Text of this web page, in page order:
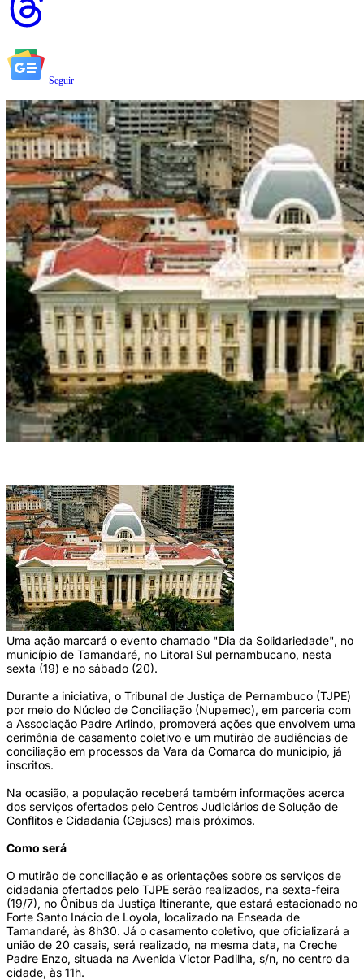
Seguir
Uma ação marcará o evento chamado "Dia da Solidariedade", no
município de Tamandaré, no Litoral Sul pernambucano, nesta
sexta (19) e no sábado (20).
Durante a iniciativa, o Tribunal de Justiça de Pernambuco (TJPE)
por meio do Núcleo de Conciliação (Nupemec), em parceria com
a Associação Padre Arlindo, promoverá ações que envolvem uma
cerimônia de casamento coletivo e um mutirão de audiências de
conciliação em processos da Vara da Comarca do município, já
inscritos.
Na ocasião, a população receberá também informações acerca
dos serviços ofertados pelo Centros Judiciários de Solução de
Conflitos e Cidadania (Cejuscs) mais próximos.
Como será
O mutirão de conciliação e as orientações sobre os serviços de
cidadania ofertados pelo TJPE serão realizados, na sexta-feira
(19/7), no Ônibus da Justiça Itinerante, que estará estacionado no
Forte Santo Inácio de Loyola, localizado na Enseada de
Tamandaré, às 8h30. Já o casamento coletivo, que oficializará a
união de 20 casais, será realizado, na mesma data, na Creche
Padre Enzo, situada na Avenida Victor Padilha, s/n, no centro da
cidade, às 11h.